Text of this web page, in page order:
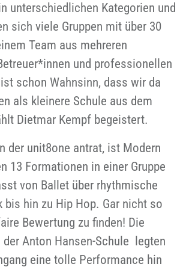
unterschiedlichen Kategorien und
sich viele Gruppen mit über 30
Team aus mehreren
und professionellen
schon Wahnsinn, dass wir da
als kleinere Schule aus dem
Dietmar Kempf begeistert.
der unit8one antrat, ist Modern
13 Formationen in einer Gruppe
von Ballet über rhythmische
bis hin zu Hip Hop. Gar nicht so
Bewertung zu finden! Die
Anton Hansen-Schule legten
eine tolle Performance hin